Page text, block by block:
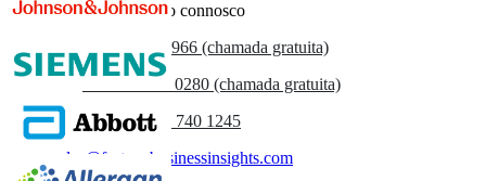
Entre em contacto connosco
US
+1 833 909 2966 (chamada gratuita)
+44 808 502 0280 (chamada gratuita)
(APAC) +91 744 740 1245
sales@fortunebusinessinsights.com